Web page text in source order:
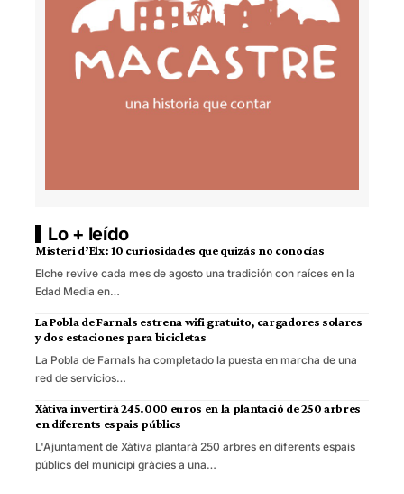
Lo + leído
Misteri d’Elx: 10 curiosidades que quizás no conocías
Elche revive cada mes de agosto una tradición con raíces en la
Edad Media en…
La Pobla de Farnals estrena wifi gratuito, cargadores solares
y dos estaciones para bicicletas
La Pobla de Farnals ha completado la puesta en marcha de una
red de servicios…
Xàtiva invertirà 245.000 euros en la plantació de 250 arbres
en diferents espais públics
L'Ajuntament de Xàtiva plantarà 250 arbres en diferents espais
públics del municipi gràcies a una…